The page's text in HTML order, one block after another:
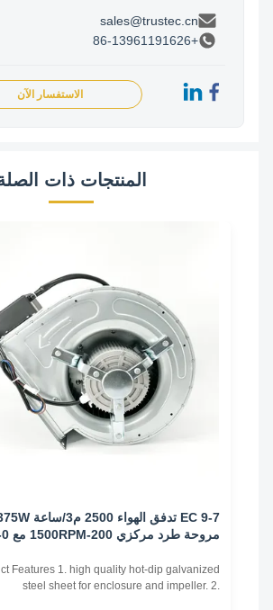
sales@trustec.cn
الاستفسار الآن
المنتجات ذات الصلة
EC 9-7 تدفق الهواء 2500 م3/ساعة 375W
مروحة طرد مركزي 200-1500RPM مع 0-10V
Product Features 1. high quality hot-dip galvanized
steel sheet for enclosure and impeller. 2.